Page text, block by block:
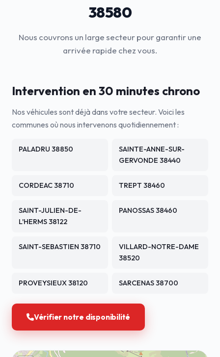
38580
Nous couvrons un large secteur pour garantir une
arrivée rapide chez vous.
Intervention en 30 minutes chrono
Nos véhicules sont déjà dans votre secteur. Voici les
communes où nous intervenons quotidiennement :
PALADRU 38850
SAINTE-ANNE-SUR-
GERVONDE 38440
CORDEAC 38710 TREPT 38460
SAINT-JULIEN-DE-
L'HERMS 38122
PANOSSAS 38460
SAINT-SEBASTIEN 38710
VILLARD-NOTRE-DAME
38520
PROVEYSIEUX 38120 SARCENAS 38700
Vérifier notre disponibilité